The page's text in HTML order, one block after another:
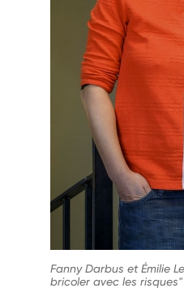
Fanny Darbus et Émilie
bricoler avec les risques"